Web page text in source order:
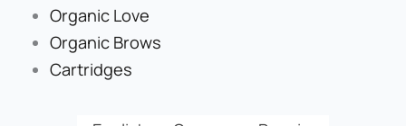
Organic Love
Organic Brows
Cartridges